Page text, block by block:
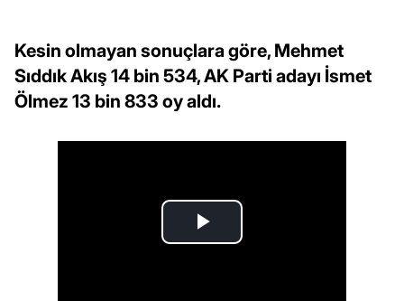
Kesin olmayan sonuçlara göre, Mehmet
Sıddık Akış 14 bin 534, AK Parti adayı İsmet
Ölmez 13 bin 833 oy aldı.